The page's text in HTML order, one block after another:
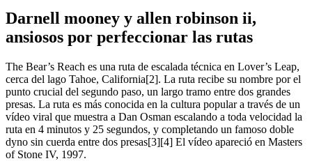
Darnell mooney y allen robinson ii,
ansiosos por perfeccionar las rutas
The Bear’s Reach es una ruta de escalada técnica en Lover’s Leap,
cerca del lago Tahoe, California[2]. La ruta recibe su nombre por el
punto crucial del segundo paso, un largo tramo entre dos grandes
presas. La ruta es más conocida en la cultura popular a través de un
vídeo viral que muestra a Dan Osman escalando a toda velocidad la
ruta en 4 minutos y 25 segundos, y completando un famoso doble
dyno sin cuerda entre dos presas[3][4] El vídeo apareció en Masters
of Stone IV, 1997.